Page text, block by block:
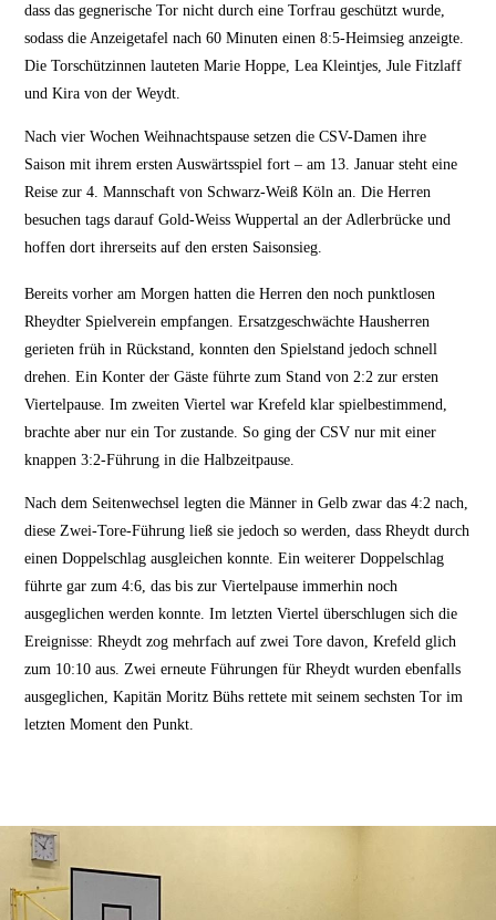
dass das gegnerische Tor nicht durch eine Torfrau geschützt wurde,
sodass die Anzeigetafel nach 60 Minuten einen 8:5-Heimsieg anzeigte.
Die Torschützinnen lauteten Marie Hoppe, Lea Kleintjes, Jule Fitzlaff
und Kira von der Weydt.
Nach vier Wochen Weihnachtspause setzen die CSV-Damen ihre
Saison mit ihrem ersten Auswärtsspiel fort – am 13. Januar steht eine
Reise zur 4. Mannschaft von Schwarz-Weiß Köln an. Die Herren
besuchen tags darauf Gold-Weiss Wuppertal an der Adlerbrücke und
hoffen dort ihrerseits auf den ersten Saisonsieg.
Bereits vorher am Morgen hatten die Herren den noch punktlosen
Rheydter Spielverein empfangen. Ersatzgeschwächte Hausherren
gerieten früh in Rückstand, konnten den Spielstand jedoch schnell
drehen. Ein Konter der Gäste führte zum Stand von 2:2 zur ersten
Viertelpause. Im zweiten Viertel war Krefeld klar spielbestimmend,
brachte aber nur ein Tor zustande. So ging der CSV nur mit einer
knappen 3:2-Führung in die Halbzeitpause.
Nach dem Seitenwechsel legten die Männer in Gelb zwar das 4:2 nach,
diese Zwei-Tore-Führung ließ sie jedoch so werden, dass Rheydt durch
einen Doppelschlag ausgleichen konnte. Ein weiterer Doppelschlag
führte gar zum 4:6, das bis zur Viertelpause immerhin noch
ausgeglichen werden konnte. Im letzten Viertel überschlugen sich die
Ereignisse: Rheydt zog mehrfach auf zwei Tore davon, Krefeld glich
zum 10:10 aus. Zwei erneute Führungen für Rheydt wurden ebenfalls
ausgeglichen, Kapitän Moritz Bühs rettete mit seinem sechsten Tor im
letzten Moment den Punkt.